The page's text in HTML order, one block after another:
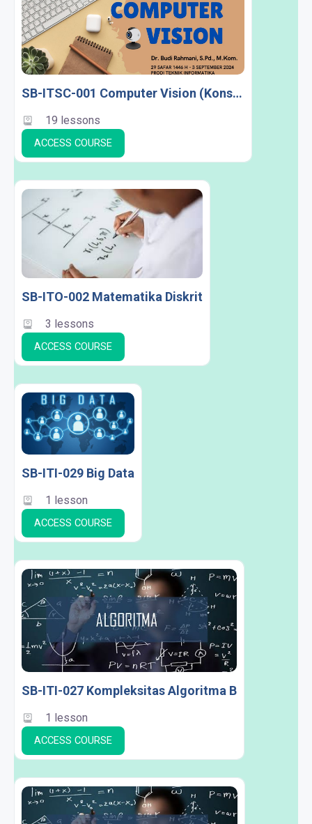
SB-ITSC-001 Computer Vision (Konsentrasi SC)
19 lessons
ACCESS COURSE
SB-ITO-002 Matematika Diskrit
3 lessons
ACCESS COURSE
SB-ITI-029 Big Data
1 lesson
ACCESS COURSE
SB-ITI-027 Kompleksitas Algoritma B
1 lesson
ACCESS COURSE